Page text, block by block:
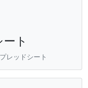
ト
レッドシート